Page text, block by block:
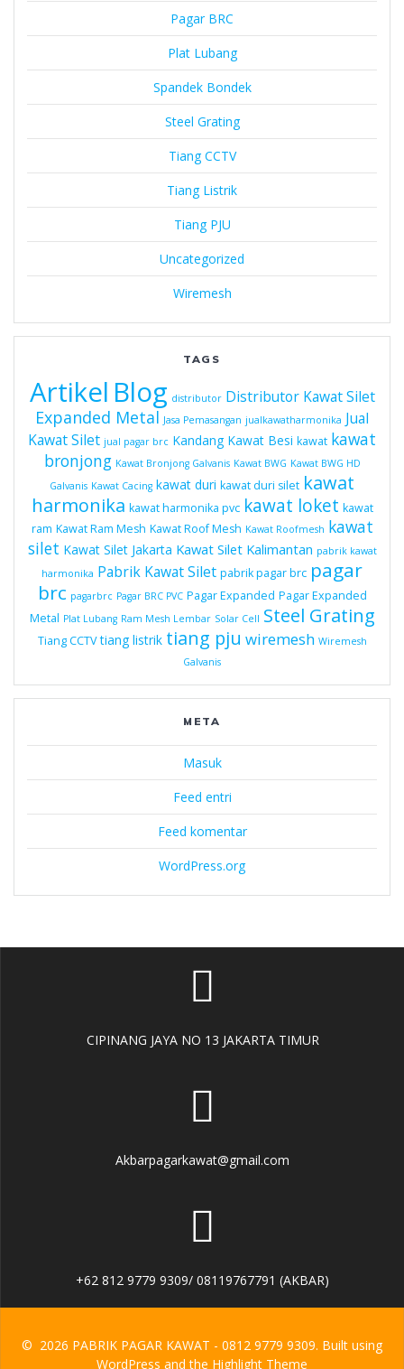
Pagar BRC
Plat Lubang
Spandek Bondek
Steel Grating
Tiang CCTV
Tiang Listrik
Tiang PJU
Uncategorized
Wiremesh
TAGS
Artikel Blog distributor Distributor Kawat Silet
Expanded Metal Jasa Pemasangan jualkawatharmonika Jual
Kawat Silet jual pagar brc Kandang Kawat Besi kawat kawat
bronjong Kawat Bronjong Galvanis Kawat BWG Kawat BWG HD
Galvanis Kawat Cacing kawat duri kawat duri silet kawat
harmonika kawat harmonika pvc kawat loket kawat
ram Kawat Ram Mesh Kawat Roof Mesh Kawat Roofmesh kawat
silet Kawat Silet Jakarta Kawat Silet Kalimantan pabrik kawat
harmonika Pabrik Kawat Silet pabrik pagar brc pagar
brc pagarbrc Pagar BRC PVC Pagar Expanded Pagar Expanded
Metal Plat Lubang Ram Mesh Lembar Solar Cell Steel Grating
Tiang CCTV tiang listrik tiang pju wiremesh Wiremesh
Galvanis
META
Masuk
Feed entri
Feed komentar
WordPress.org
CIPINANG JAYA NO 13 JAKARTA TIMUR
Akbarpagarkawat@gmail.com
+62 812 9779 9309/ 08119767791 (AKBAR)
© 2026 PABRIK PAGAR KAWAT - 0812 9779 9309. Built using
WordPress and the Highlight Theme